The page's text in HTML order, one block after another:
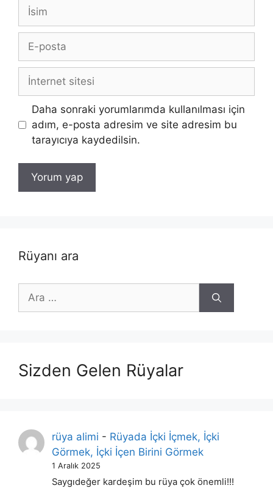
İsim
posta
İnternet
sitesi
Daha sonraki yorumlarımda kullanılması için
adım, e-posta adresim ve site adresim bu
tarayıcıya kaydedilsin.
Rüyanı ara
için
Sizden Gelen Rüyalar
rüya alimi - Rüyada İçki İçmek, İçki
Görmek, İçki İçen Birini Görmek
1 Aralık 2025
Saygıdeğer kardeşim bu rüya çok önemli!!!